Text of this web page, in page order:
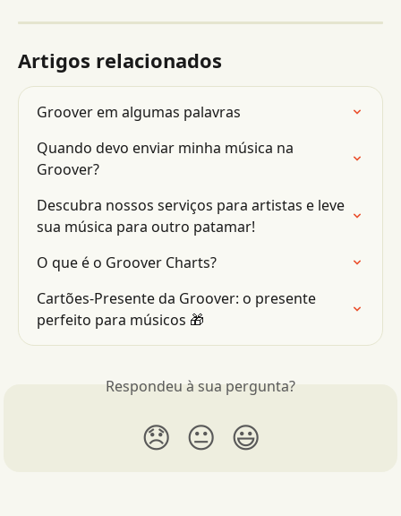
Artigos relacionados
Groover em algumas palavras
Quando devo enviar minha música na
Groover?
Descubra nossos serviços para artistas e leve
sua música para outro patamar!
O que é o Groover Charts?
Cartões-Presente da Groover: o presente
perfeito para músicos 🎁
Respondeu à sua pergunta?
😞 😐 😃